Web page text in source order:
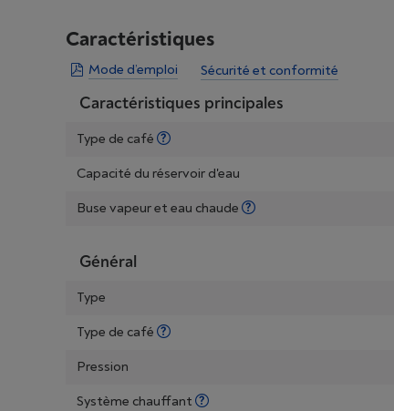
Caractéristiques
Mode d’emploi Sécurité et conformité
Caractéristiques principales
Type de café
Capacité du réservoir d'eau
Buse vapeur et eau chaude
Général
Type
Type de café
Pression
Système chauffant